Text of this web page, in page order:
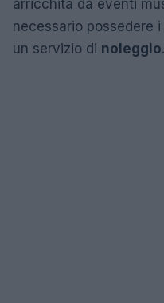
arricchita da eventi
necessario possedere
un servizio di noleggio.